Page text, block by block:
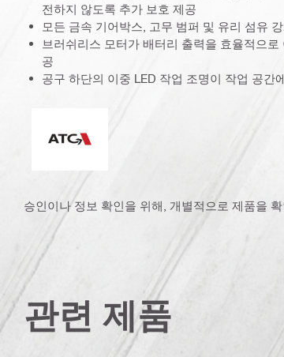
전하지 않도록 추가 보호 제공
모든 금속 기어박스, 고무 범퍼 및 유리 섬유
브러쉬리스 모터가 배터리 출력을 효율적으
공
공구 하단의 이중 LED 작업 조명이 작업 공간
승인이나 정보 확인을 위해, 개별적으로 제품을 확
관련 제품